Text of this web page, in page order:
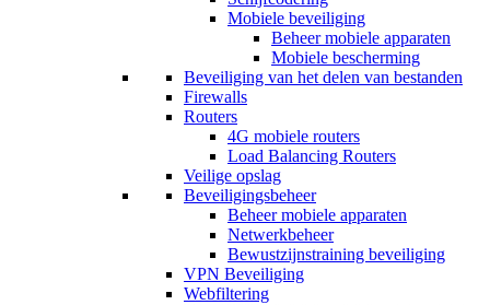
Mobiele beveiliging
Beheer mobiele apparaten
Mobiele bescherming
Beveiliging van het delen van bestanden
Firewalls
Routers
4G mobiele routers
Load Balancing Routers
Veilige opslag
Beveiligingsbeheer
Beheer mobiele apparaten
Netwerkbeheer
Bewustzijnstraining beveiliging
VPN Beveiliging
Webfiltering